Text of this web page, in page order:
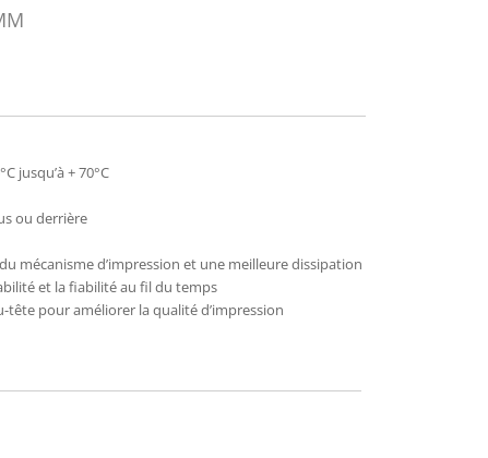
jusqu’à + 70°C
ou derrière
mécanisme d’impression et une meilleure dissipation
et la fiabilité au fil du temps
pour améliorer la qualité d’impression